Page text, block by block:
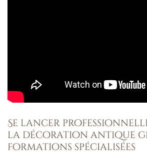
Se lancer
la décoration antique
formations spécialisées